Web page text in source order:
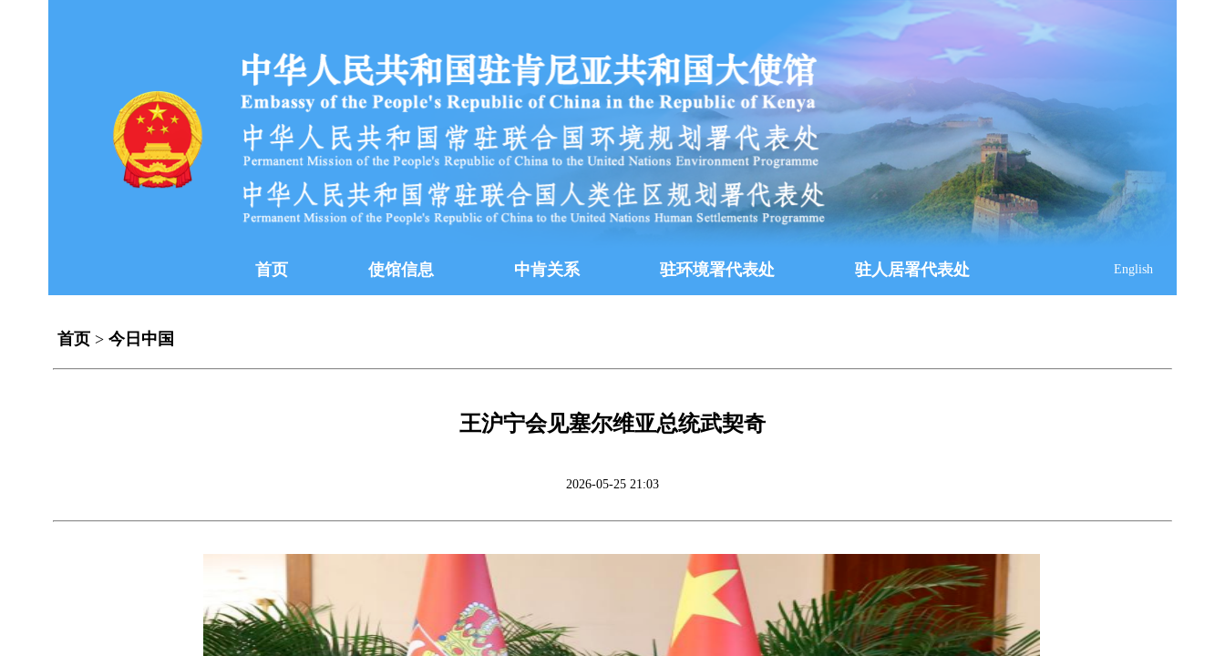
首页 使馆信息 中肯关系 驻环境署代表处 驻人居署代表处 English
首页 > 今日中国
王沪宁会见塞尔维亚总统武契奇
2026-05-25 21:03